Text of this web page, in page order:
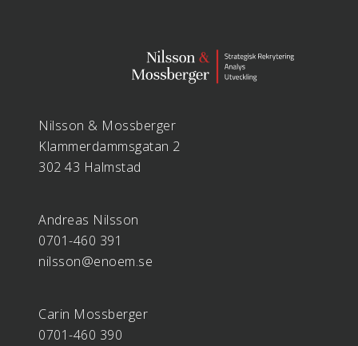
Nilsson & Mossberger
Klammerdammsgatan 2
302 43 Halmstad
Andreas Nilsson
0701-460 391
nilsson@enoem.se
Carin Mossberger
0701-460 390